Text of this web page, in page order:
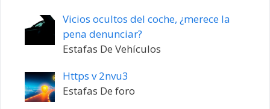
Vicios ocultos del coche, ¿merece la
pena denunciar?
Estafas De Vehículos
Https v 2nvu3
Estafas De foro